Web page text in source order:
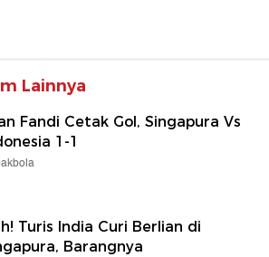
Lainnya
Fandi Cetak Gol, Singapura Vs
1-1
Turis India Curi Berlian di
Barangnya